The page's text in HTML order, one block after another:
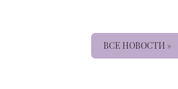
ВСЕ НОВОСТИ »